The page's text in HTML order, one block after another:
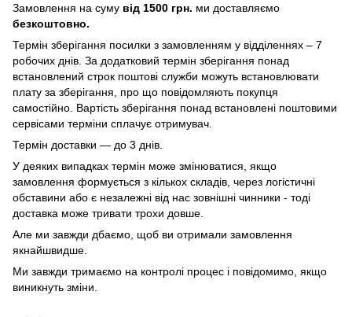
Замовлення на суму від 1500 грн. ми доставляємо
безкоштовно.
Термін зберігання посилки з замовленням у відділеннях – 7
робочих днів. За додатковий термін зберігання понад
встановлений строк поштові служби можуть встановлювати
плату за зберігання, про що повідомляють покупця
самостійно. Вартість зберігання понад вcтановлені поштовими
сервісами терміни сплачує отримувач.
Термін доставки — до 3 днів.
У деяких випадках термін може змінюватися, якщо
замовлення формується з кількох складів, через логістичні
обставини або є незалежні від нас зовнішні чинники - тоді
доставка може тривати трохи довше.
Але ми завжди дбаємо, щоб ви отримали замовлення
якнайшвидше.
Ми завжди тримаємо на контролі процес і повідомимо, якщо
виникнуть зміни.